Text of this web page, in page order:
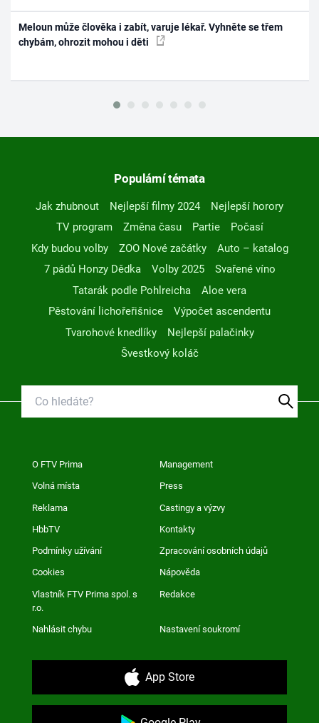
Meloun může člověka i zabít, varuje lékař. Vyhněte se třem
chybám, ohrozit mohou i děti
Populární témata
Jak zhubnout Nejlepší filmy 2024
Nejlepší horory
TV program
Změna času Partie
Počasí
Kdy budou volby
ZOO Nové začátky
Auto – katalog
7 pádů Honzy Dědka
Volby 2025
Svařené víno
Tatarák podle Pohlreicha
Aloe vera
Pěstování lichořeřišnice
Výpočet ascendentu
Tvarohové knedlíky
Nejlepší palačinky
Švestkový koláč
O FTV Prima Management
Volná místa Press
Reklama Castingy a výzvy
HbbTV Kontakty
Podmínky užívání Zpracování osobních údajů
Cookies Nápověda
Vlastník FTV Prima spol. s
r.o.
Redakce
Nahlásit chybu Nastavení soukromí
App Store